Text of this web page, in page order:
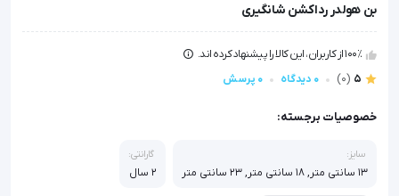
بن هولدر رداکشن شانگیری
100٪ از کاربران، این کالا را پیشنهاد کرده اند.
5
(0) 0 دیدگاه 0 پرسش
خصوصیات برجسته:
سایز:
13 سانتی متر, 18 سانتی متر, 23 سانتی متر
گارانتی:
2 سال